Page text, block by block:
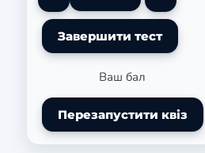
Ваш бал
Перезапустити квіз